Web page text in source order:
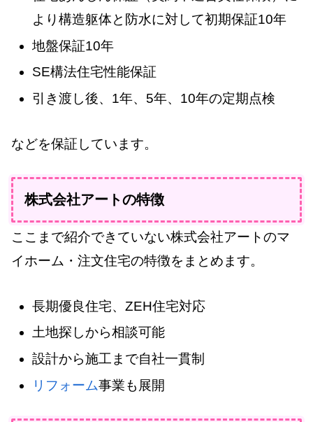
より構造躯体と防水に対して初期保証10年
地盤保証10年
SE構法住宅性能保証
引き渡し後、1年、5年、10年の定期点検
などを保証しています。
株式会社アートの特徴
ここまで紹介できていない株式会社アートのマ
イホーム・注文住宅の特徴をまとめます。
長期優良住宅、ZEH住宅対応
土地探しから相談可能
設計から施工まで自社一貫制
リフォーム事業も展開